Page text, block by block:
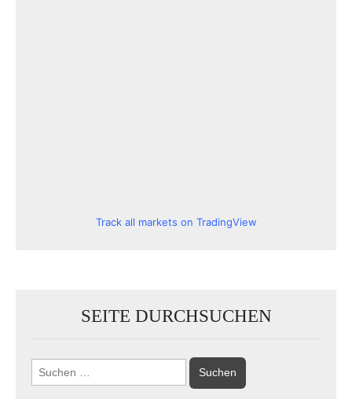
Track all markets on TradingView
SEITE DURCHSUCHEN
Suchen
nach: